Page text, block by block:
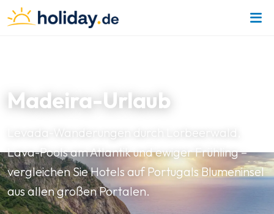
Madeira-Urlaub
Levada-Wanderungen durch Lorbeerwald,
Lava-Pools am Atlantik und ewiger Frühling –
vergleichen Sie Hotels auf Portugals Blumeninsel
aus allen großen Portalen.